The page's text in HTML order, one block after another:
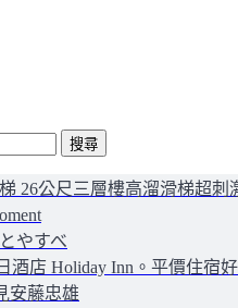
26公尺三層樓高溜滑梯超刺
やすべ
酒店 Holiday Inn。平價住宿
安藤忠雄